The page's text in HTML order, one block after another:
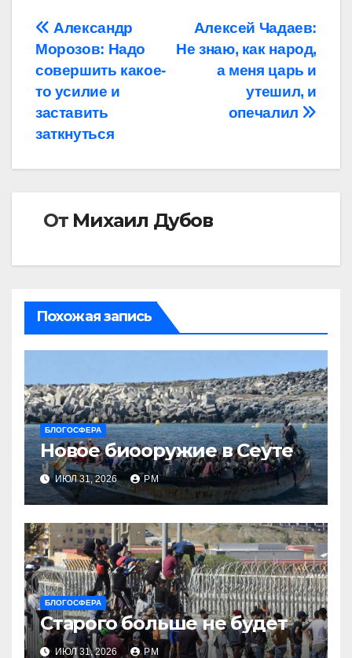
Навигация
по
записям
Алексей Чадаев:
Не знаю, как народ,
а меня царь и
утешил, и
опечалил
Александр
Морозов: Надо
совершить какое-
то усилие и
заставить
заткнуться
От Михаил Дубов
Похожая запись
БЛОГОСФЕРА
Новое биооружие в Сеуте
ИЮЛ 31, 2026 РМ
БЛОГОСФЕРА
Старого больше не будет
ИЮЛ 31, 2026 РМ